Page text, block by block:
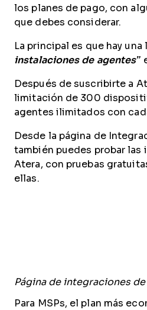
los planes de pago, con
que debes considerar.
La principal es que hay
instalaciones de agentes”
Después de suscribirte a
limitación de 300
agentes ilimitados con
Desde la página de
también puedes probar las
Atera, con pruebas
ellas.
Página de integraciones
Para MSPs, el plan más